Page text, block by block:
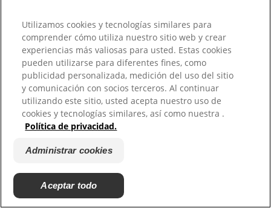
Cómo ayudar a los niños a lavarse las manos todos los días
Lavarse las manos ayuda a prevenir la propagación de virus y
bacterias. Descubre cómo ayudar a los niños a crear este
hábito.
Utilizamos cookies y tecnologías similares para
comprender cómo utiliza nuestro sitio web y crear
experiencias más valiosas para usted. Estas cookies
pueden utilizarse para diferentes fines, como
publicidad personalizada, medición del uso del sitio
y comunicación con socios terceros. Al continuar
utilizando este sitio, usted acepta nuestro uso de
cookies y tecnologías similares, así como nuestra .
Política de privacidad.
Administrar cookies
Aceptar todo